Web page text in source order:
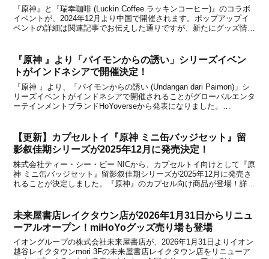
『原神』と『瑞幸咖啡 (Luckin Coffee ラッキンコーヒー)』のコラボ
イベントが、2024年12月より中国で開催されます。ポップアップイ
ベントの詳細は関連記事でお伝えした通りですが、新たにグッズ情報
『原神 』より「パイモンからの誘い」シリーズイベン
トがインドネシアで開催決定！
『原神 』より、「パイモンからの誘い (Undangan dari Paimon)」シ
リーズイベントがインドネシアで開催されることがグローバルエンタ
ーテインメントブランドHoYoverseから発表になりました。
【更新】カプセルトイ『原神 ミニ缶バッジセット』留
影叙佳期シリーズが2025年12月に発売決定！
株式会社ティー・シー・ピー NICから、カプセルトイ向けとして『原
神 ミニ缶バッジセット』留影叙佳期シリーズが2025年12月に発売さ
れることが決定しました。『原神』のカプセル向け商品が登場！詳細
未来屋書店レイクタウン店が2026年1月31日からリニュ
ーアルオープン！miHoYoグッズ売り場も登場
イオングループの株式会社未来屋書店が、2026年1月31日よりイオン
越谷レイクタウンmori 3Fの未来屋書店レイクタウン店をリニューア